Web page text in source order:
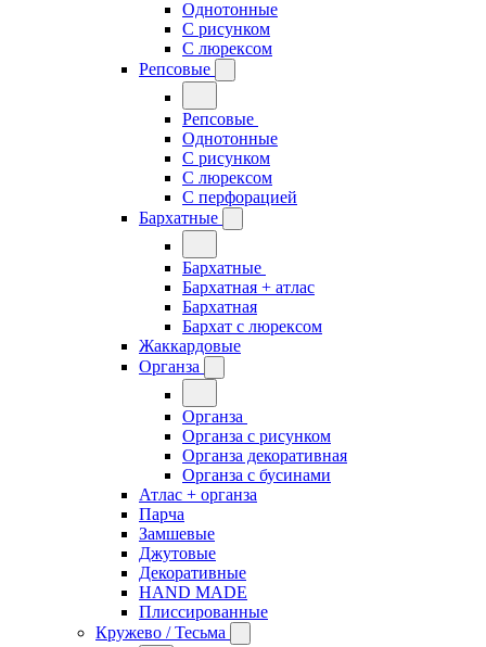
Однотонные
С рисунком
С люрексом
Репсовые
Репсовые
Однотонные
С рисунком
С люрексом
С перфорацией
Бархатные
Бархатные
Бархатная + атлас
Бархатная
Бархат с люрексом
Жаккардовые
Органза
Органза
Органза с рисунком
Органза декоративная
Органза с бусинами
Атлас + органза
Парча
Замшевые
Джутовые
Декоративные
HAND MADE
Плиссированные
Кружево / Тесьма